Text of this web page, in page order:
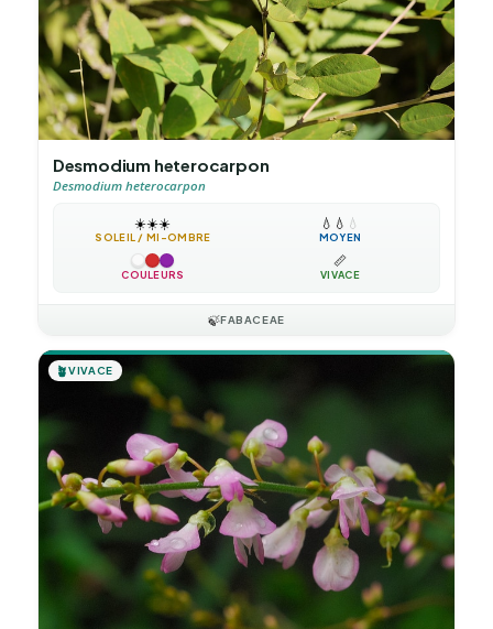
Desmodium heterocarpon
Desmodium heterocarpon
☀️☀️☀️
SOLEIL / MI-OMBRE
💧 💧 💧
MOYEN
COULEURS
📏
VIVACE
🍃FABACEAE
🪴VIVACE